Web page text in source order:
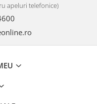
apeluri telefonice)